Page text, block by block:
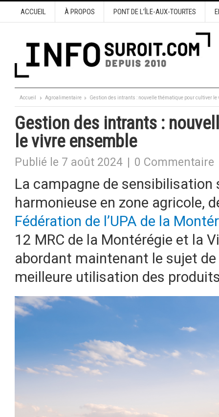
ACCUEIL À PROPOS PONT DE L’ÎLE-AUX-TOURTES
Accueil Agroalimentaire Gestion des intrants : nouvelle thématique pour cultiver le
Gestion des intrants :
le vivre ensemble
Publié le 7 août 2024 0 Commentaire
La campagne de
harmonieuse en zone agricole,
Fédération de l’UPA de la
12 MRC de la Montérégie et la
abordant maintenant le sujet
meilleure utilisation des